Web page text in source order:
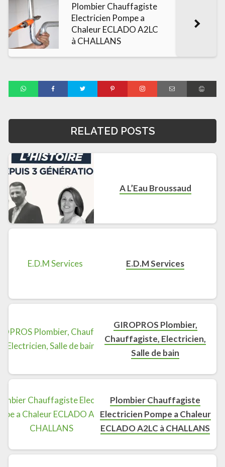
Plombier Chauffagiste
Electricien Pompe a
Chaleur ECLADO A2LC
à CHALLANS
RELATED POSTS
A L’Eau Broussaud
E.D.M Services
GIROPROS Plombier,
Chauffagiste, Electricien,
Salle de bain
Plombier Chauffagiste
Electricien Pompe a Chaleur
ECLADO A2LC à CHALLANS